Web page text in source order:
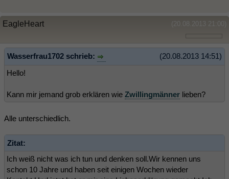
(20.08.2013 21:00)
EagleHeart
(20.08.2013 14:51)
Wasserfrau1702 schrieb:
Hello!
Kann mir jemand grob erklären wie Zwillingmänner lieben?
Alle unterschiedlich.
Zitat:
Ich weiß nicht was ich tun und denken soll.Wir kennen uns
schon 10 Jahre und haben seit einigen Wochen wieder